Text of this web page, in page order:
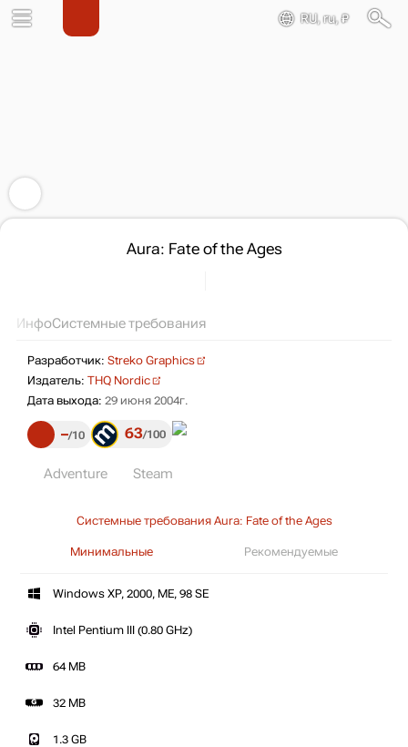
RU, ru, ₽
Aura: Fate of the Ages
ИнфоСистемные требования
Разработчик: Streko Graphics
Издатель: THQ Nordic
Дата выхода: 29 июня 2004г.
– 10 63 100
Adventure Steam
Системные требования Aura: Fate of the Ages
Минимальные Рекомендуемые
Windows XP, 2000, ME, 98 SE
Intel Pentium III (0.80 GHz)
64 MB
32 MB
1.3 GB